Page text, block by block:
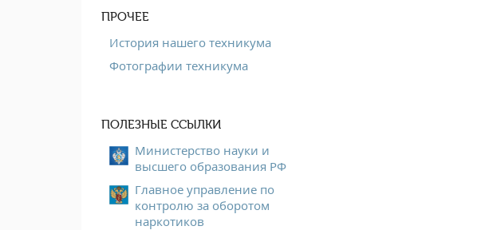
ПРОЧЕЕ
История нашего техникума
Фотографии техникума
ПОЛЕЗНЫЕ ССЫЛКИ
Министерство науки и
высшего образования РФ
Главное управление по
контролю за оборотом
наркотиков